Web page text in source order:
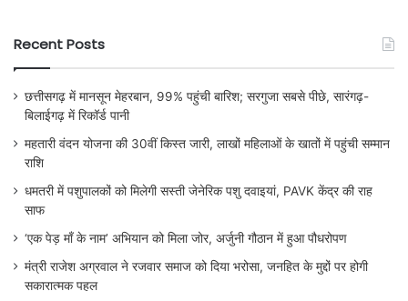
Recent Posts
छत्तीसगढ़ में मानसून मेहरबान, 99% पहुंची बारिश; सरगुजा सबसे पीछे, सारंगढ़-
बिलाईगढ़ में रिकॉर्ड पानी
महतारी वंदन योजना की 30वीं किस्त जारी, लाखों महिलाओं के खातों में पहुंची सम्मान
राशि
धमतरी में पशुपालकों को मिलेगी सस्ती जेनेरिक पशु दवाइयां, PAVK केंद्र की राह
साफ
‘एक पेड़ माँ के नाम’ अभियान को मिला जोर, अर्जुनी गौठान में हुआ पौधरोपण
मंत्री राजेश अग्रवाल ने रजवार समाज को दिया भरोसा, जनहित के मुद्दों पर होगी
सकारात्मक पहल